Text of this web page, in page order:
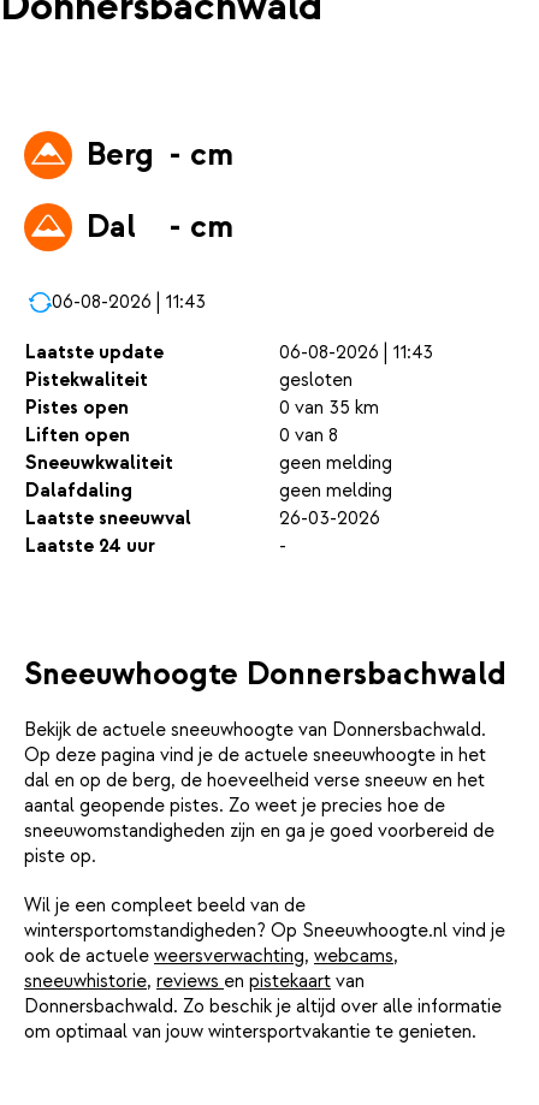
Berg - cm
Dal
- cm
06-08-2026 | 11:43
Laatste update
06-08-2026 | 11:43
Pistekwaliteit
gesloten
Pistes open
0 van 35 km
Liften open
0 van 8
Sneeuwkwaliteit
geen melding
Dalafdaling
geen melding
Laatste sneeuwval
26-03-2026
Laatste 24 uur
-
Sneeuwhoogte Donnersbachwald
Bekijk de actuele sneeuwhoogte van Donnersbachwald.
Op deze pagina vind je de actuele sneeuwhoogte in het
dal en op de berg, de hoeveelheid verse sneeuw en het
aantal geopende pistes. Zo weet je precies hoe de
sneeuwomstandigheden zijn en ga je goed voorbereid de
piste op.
Wil je een compleet beeld van de
wintersportomstandigheden? Op Sneeuwhoogte.nl vind je
ook de actuele weersverwachting, webcams,
sneeuwhistorie, reviews en pistekaart van
Donnersbachwald. Zo beschik je altijd over alle informatie
om optimaal van jouw wintersportvakantie te genieten.